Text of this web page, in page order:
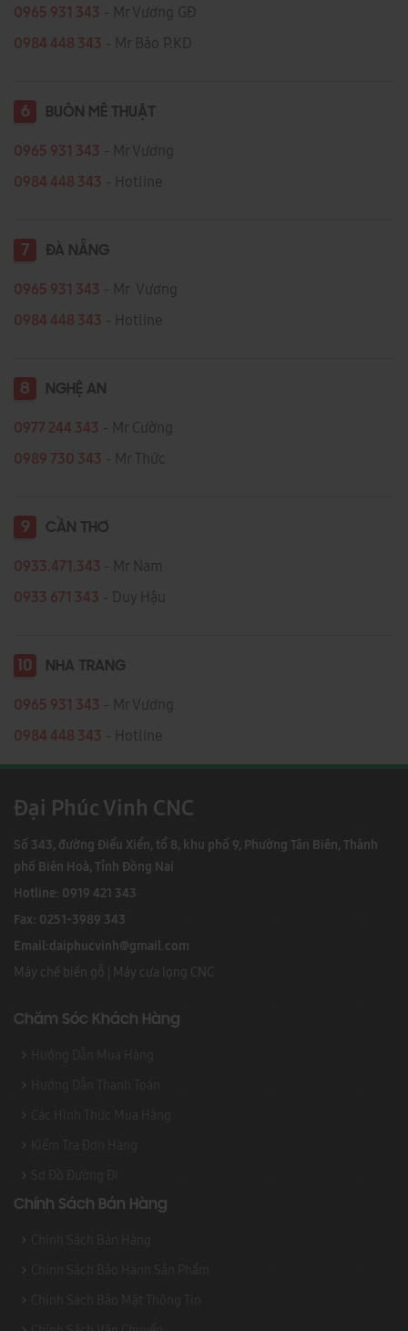
0965 931 343 - Mr Vương GĐ
0984 448 343 - Mr Bảo P.KD
6 BUÔN MÊ THUẬT
0965 931 343 - Mr Vương
0984 448 343 - Hotline
7 ĐÀ NẴNG
0965 931 343 - Mr Vương
0984 448 343 - Hotline
8 NGHỆ AN
0977 244 343 - Mr Cường
0989 730 343 - Mr Thức
9 CẦN THƠ
0933.471.343 - Mr Nam
0933 671 343 - Duy Hậu
10 NHA TRANG
0965 931 343 - Mr Vương
0984 448 343 - Hotline
Đại Phúc Vinh CNC
Số 343, đường Điểu Xiển, tổ 8, khu phố 9, Phường Tân Biên, Thành
phố Biên Hoà, Tỉnh Đồng Nai
Hotline: 0919 421 343
Fax: 0251-3989 343
Email:daiphucvinh@gmail.com
Máy chế biến gỗ Máy cưa lọng CNC
Chăm Sóc Khách Hàng
Chính Sách Bán Hàng